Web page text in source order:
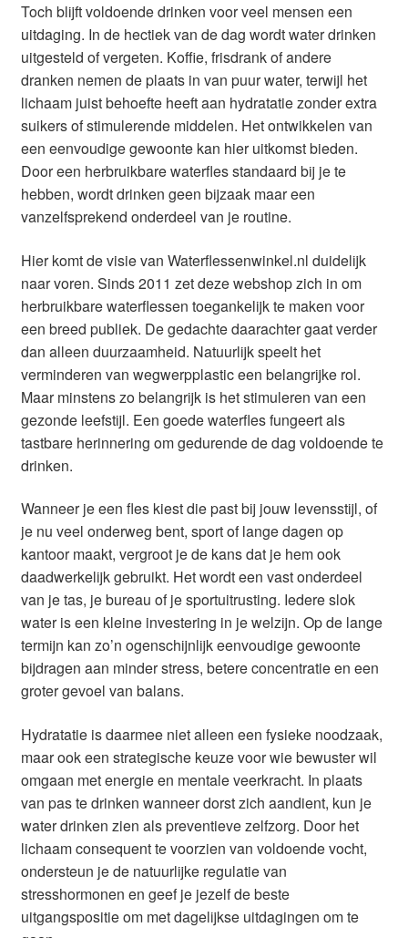
Toch blijft voldoende drinken voor veel mensen een
uitdaging. In de hectiek van de dag wordt water drinken
uitgesteld of vergeten. Koffie, frisdrank of andere
dranken nemen de plaats in van puur water, terwijl het
lichaam juist behoefte heeft aan hydratatie zonder extra
suikers of stimulerende middelen. Het ontwikkelen van
een eenvoudige gewoonte kan hier uitkomst bieden.
Door een herbruikbare waterfles standaard bij je te
hebben, wordt drinken geen bijzaak maar een
vanzelfsprekend onderdeel van je routine.
Hier komt de visie van Waterflessenwinkel.nl duidelijk
naar voren. Sinds 2011 zet deze webshop zich in om
herbruikbare waterflessen toegankelijk te maken voor
een breed publiek. De gedachte daarachter gaat verder
dan alleen duurzaamheid. Natuurlijk speelt het
verminderen van wegwerpplastic een belangrijke rol.
Maar minstens zo belangrijk is het stimuleren van een
gezonde leefstijl. Een goede waterfles fungeert als
tastbare herinnering om gedurende de dag voldoende te
drinken.
Wanneer je een fles kiest die past bij jouw levensstijl, of
je nu veel onderweg bent, sport of lange dagen op
kantoor maakt, vergroot je de kans dat je hem ook
daadwerkelijk gebruikt. Het wordt een vast onderdeel
van je tas, je bureau of je sportuitrusting. Iedere slok
water is een kleine investering in je welzijn. Op de lange
termijn kan zo’n ogenschijnlijk eenvoudige gewoonte
bijdragen aan minder stress, betere concentratie en een
groter gevoel van balans.
Hydratatie is daarmee niet alleen een fysieke noodzaak,
maar ook een strategische keuze voor wie bewuster wil
omgaan met energie en mentale veerkracht. In plaats
van pas te drinken wanneer dorst zich aandient, kun je
water drinken zien als preventieve zelfzorg. Door het
lichaam consequent te voorzien van voldoende vocht,
ondersteun je de natuurlijke regulatie van
stresshormonen en geef je jezelf de beste
uitgangspositie om met dagelijkse uitdagingen om te